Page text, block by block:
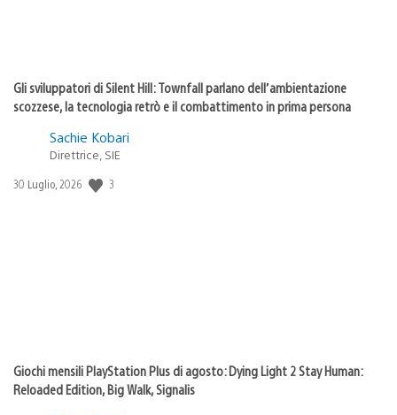
Gli sviluppatori di Silent Hill: Townfall parlano dell’ambientazione
scozzese, la tecnologia retrò e il combattimento in prima persona
Sachie Kobari
Direttrice, SIE
Data
30 Luglio, 2026 3
Giochi mensili PlayStation Plus di agosto: Dying Light 2 Stay Human:
Reloaded Edition, Big Walk, Signalis